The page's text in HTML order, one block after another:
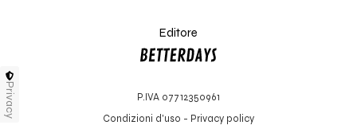
Editore
P.IVA 07712350961
Condizioni d'uso - Privacy policy
Privacy